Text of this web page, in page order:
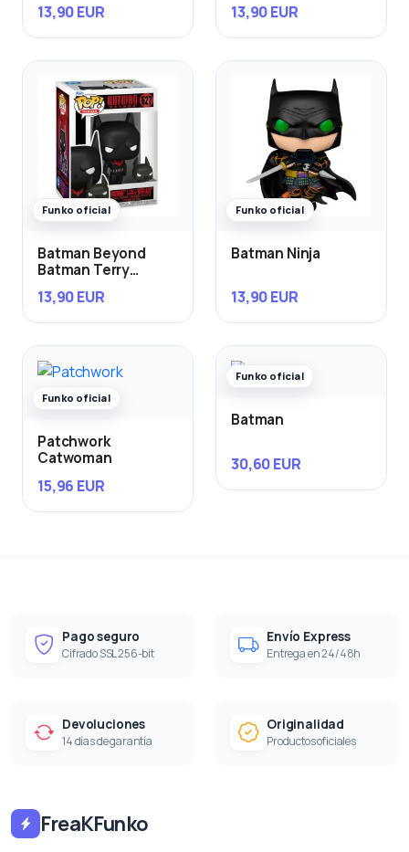
13,90 EUR 13,90 EUR
Funko oficial
Batman Beyond
Batman Terry
13,90 EUR
Funko oficial
Batman Ninja
13,90 EUR
Funko oficial
Patchwork
Catwoman
15,96 EUR
Funko oficial
Batman
30,60 EUR
Pago seguro
Cifrado SSL 256-bit
Envío Express
Entrega en 24/48h
Devoluciones
14 días de garantía
Originalidad
Productos oficiales
FreaKFunko